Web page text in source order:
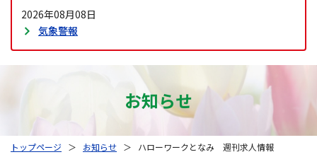
2026年08月08日
気象警報
お知らせ
トップページ ＞ お知らせ ＞ ハローワークとなみ 週刊求人情報